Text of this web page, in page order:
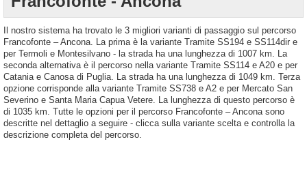
Il nostro sistema ha trovato le 3 migliori varianti di passaggio sul percorso
Francofonte – Ancona. La prima è la variante Tramite SS194 e SS114dir e
per Termoli e Montesilvano - la strada ha una lunghezza di 1007 km. La
seconda alternativa è il percorso nella variante Tramite SS114 e A20 e per
Catania e Canosa di Puglia. La strada ha una lunghezza di 1049 km. Terza
opzione corrisponde alla variante Tramite SS738 e A2 e per Mercato San
Severino e Santa Maria Capua Vetere. La lunghezza di questo percorso è
di 1035 km. Tutte le opzioni per il percorso Francofonte – Ancona sono
descritte nel dettaglio a seguire - clicca sulla variante scelta e controlla la
descrizione completa del percorso.